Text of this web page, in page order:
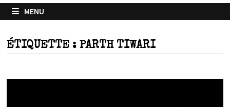
MENU
ÉTIQUETTE : PARTH TIWARI